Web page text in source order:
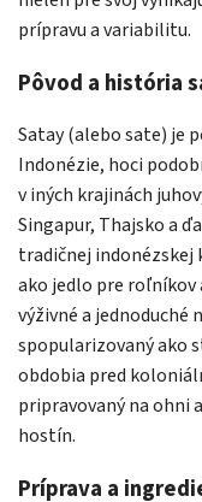
prípravu a variabilitu.
Pôvod a história
Satay (alebo sate) je
Indonézie, hoci
v iných krajinách
Singapur, Thajsko a
tradičnej indonézskej
ako jedlo pre
výživné a jednoduché
spopularizovaný ako
obdobia pred
pripravovaný na ohni
hostín.
Príprava a